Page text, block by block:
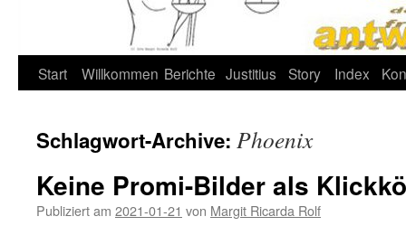
Zum
springen
Start Willkommen Berichte Justitius Story Index
Schlagwort-Archive: Phoenix
Keine Promi-Bilder als
Publiziert am 2021-01-21 von Margit Ricarda Rolf